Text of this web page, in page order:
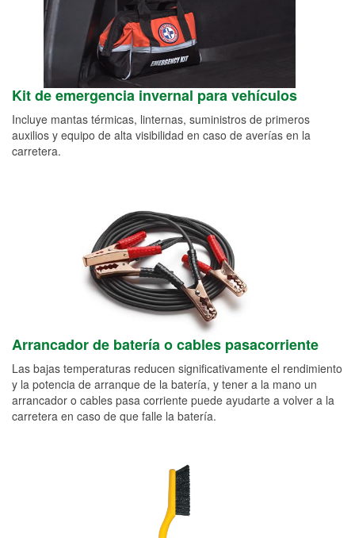
Kit de emergencia invernal para vehículos
Incluye mantas térmicas, linternas, suministros de primeros
auxilios y equipo de alta visibilidad en caso de averías en la
carretera.
Arrancador de batería o cables pasacorriente
Las bajas temperaturas reducen significativamente el rendimiento
y la potencia de arranque de la batería, y tener a la mano un
arrancador o cables pasa corriente puede ayudarte a volver a la
carretera en caso de que falle la batería.